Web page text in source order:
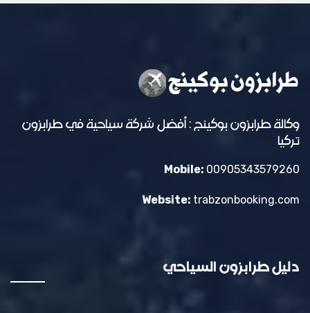
وكالة طرابزون بوكينج : أفضل شركة سياحية في طرابزون
تركيا
Mobile: 00905343579260
Website: trabzonbooking.com
دليل طرابزون السياحي